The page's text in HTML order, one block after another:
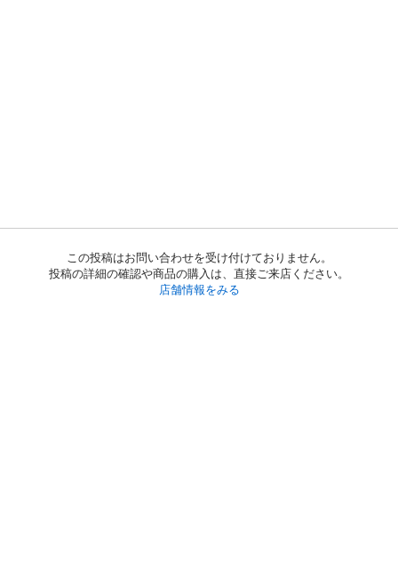
この投稿はお問い合わせを受け付けておりません。
投稿の詳細の確認や商品の購入は、直接ご来店ください。
店舗情報をみる